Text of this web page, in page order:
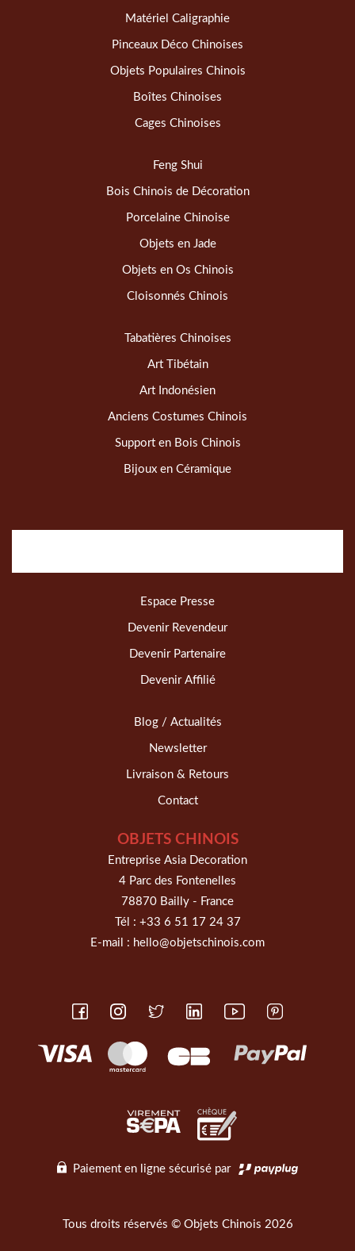
Matériel Caligraphie
Pinceaux Déco Chinoises
Objets Populaires Chinois
Boîtes Chinoises
Cages Chinoises
Feng Shui
Bois Chinois de Décoration
Porcelaine Chinoise
Objets en Jade
Objets en Os Chinois
Cloisonnés Chinois
Tabatières Chinoises
Art Tibétain
Art Indonésien
Anciens Costumes Chinois
Support en Bois Chinois
Bijoux en Céramique
Espace Presse
Devenir Revendeur
Devenir Partenaire
Devenir Affilié
Blog / Actualités
Newsletter
Livraison & Retours
Contact
OBJETS CHINOIS
Entreprise Asia Decoration
4 Parc des Fontenelles
78870 Bailly - France
Tél : +33 6 51 17 24 37
E-mail : hello@objetschinois.com
Paiement en ligne sécurisé par
Tous droits réservés © Objets Chinois 2026